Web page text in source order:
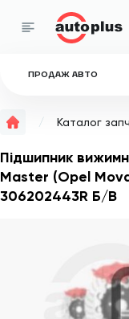
ПРОДАЖ АВТО
Каталог
Підшипник
Master (Opel
306202443R Б/В